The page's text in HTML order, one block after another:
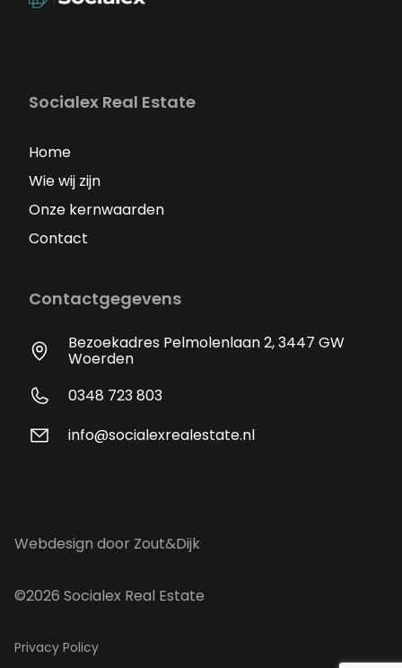
Socialex Real Estate
Home
Wie wij zijn
Onze kernwaarden
Contact
Contactgegevens
Bezoekadres Pelmolenlaan 2, 3447 GW
Woerden
0348 723 803
info@socialexrealestate.nl
Webdesign door Zout&Dijk
©2026 Socialex Real Estate
Privacy Policy